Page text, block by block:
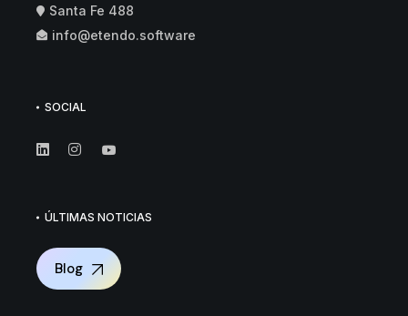
Santa Fe 488
info@etendo.software
SOCIAL
ÚLTIMAS NOTICIAS
Blog